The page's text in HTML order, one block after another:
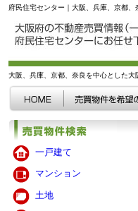
府民住宅センター｜大阪、兵庫、京都
大阪、兵庫、京都、奈良を中心とした
一戸建て
マンション
土地